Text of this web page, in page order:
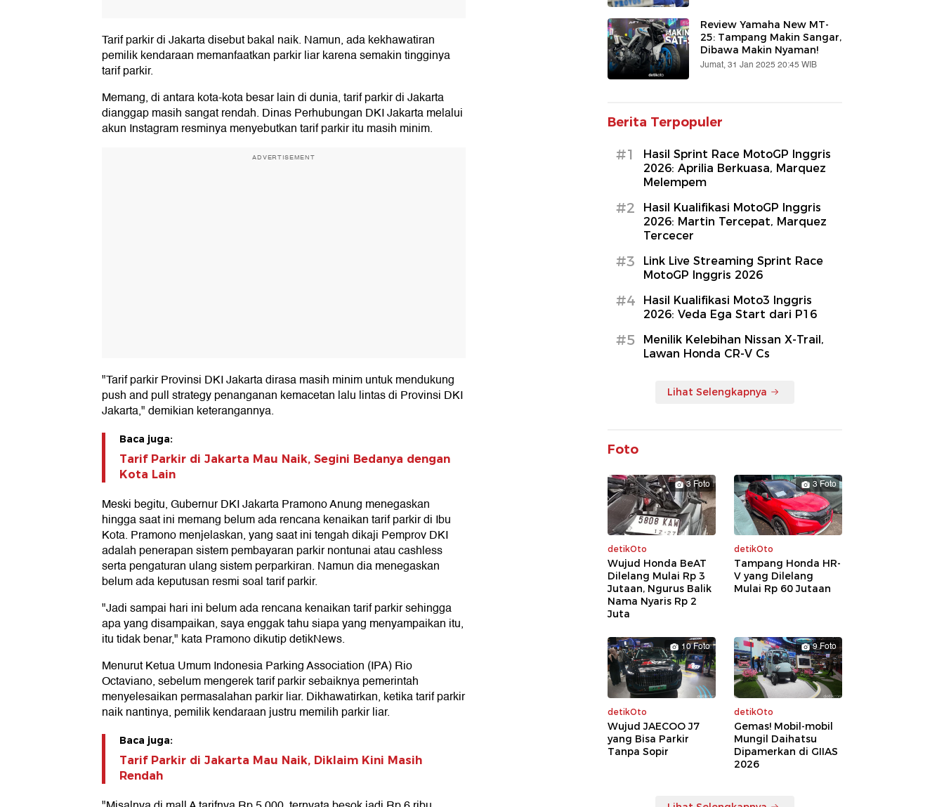
Tarif parkir di Jakarta disebut bakal naik. Namun, ada kekhawatiran
pemilik kendaraan memanfaatkan parkir liar karena semakin tingginya
tarif parkir.
Memang, di antara kota-kota besar lain di dunia, tarif parkir di Jakarta
dianggap masih sangat rendah. Dinas Perhubungan DKI Jakarta melalui
akun Instagram resminya menyebutkan tarif parkir itu masih minim.
ADVERTISEMENT
"Tarif parkir Provinsi DKI Jakarta dirasa masih minim untuk mendukung
push and pull strategy penanganan kemacetan lalu lintas di Provinsi DKI
Jakarta," demikian keterangannya.
Baca juga:
Tarif Parkir di Jakarta Mau Naik, Segini Bedanya dengan
Kota Lain
Meski begitu, Gubernur DKI Jakarta Pramono Anung menegaskan
hingga saat ini memang belum ada rencana kenaikan tarif parkir di Ibu
Kota. Pramono menjelaskan, yang saat ini tengah dikaji Pemprov DKI
adalah penerapan sistem pembayaran parkir nontunai atau cashless
serta pengaturan ulang sistem perparkiran. Namun dia menegaskan
belum ada keputusan resmi soal tarif parkir.
"Jadi sampai hari ini belum ada rencana kenaikan tarif parkir sehingga
apa yang disampaikan, saya enggak tahu siapa yang menyampaikan itu,
itu tidak benar," kata Pramono dikutip detikNews.
Menurut Ketua Umum Indonesia Parking Association (IPA) Rio
Octaviano, sebelum mengerek tarif parkir sebaiknya pemerintah
menyelesaikan permasalahan parkir liar. Dikhawatirkan, ketika tarif parkir
naik nantinya, pemilik kendaraan justru memilih parkir liar.
Baca juga:
Tarif Parkir di Jakarta Mau Naik, Diklaim Kini Masih
Rendah
Review Yamaha New MT-
25: Tampang Makin Sangar,
Dibawa Makin Nyaman!
Jumat, 31 Jan 2025 20:45 WIB
Berita Terpopuler
#1
Hasil Sprint Race MotoGP Inggris
2026: Aprilia Berkuasa, Marquez
Melempem
#2
Hasil Kualifikasi MotoGP Inggris
2026: Martin Tercepat, Marquez
Tercecer
#3
Link Live Streaming Sprint Race
MotoGP Inggris 2026
#4
Hasil Kualifikasi Moto3 Inggris
2026: Veda Ega Start dari P16
#5
Menilik Kelebihan Nissan X-Trail,
Lawan Honda CR-V Cs
Lihat Selengkapnya
Foto
3 Foto
detikOto
Wujud Honda BeAT
Dilelang Mulai Rp 3
Jutaan, Ngurus Balik
Nama Nyaris Rp 2
Juta
3 Foto
detikOto
Tampang Honda HR-
V yang Dilelang
Mulai Rp 60 Jutaan
10 Foto
detikOto
Wujud JAECOO J7
yang Bisa Parkir
Tanpa Sopir
9 Foto
detikOto
Gemas! Mobil-mobil
Mungil Daihatsu
Dipamerkan di GIIAS
2026